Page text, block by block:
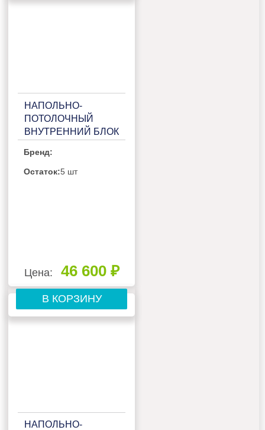
НАПОЛЬНО-
ПОТОЛОЧНЫЙ
ВНУТРЕННИЙ БЛОК
СИСТЕМЫ HAIER
AF35S2SD1FA
Бренд:
Остаток:5 шт
Цена: 46 600 ₽
В КОРЗИНУ
НАПОЛЬНО-